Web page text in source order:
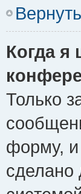
Когда я
Только
форму, и
сделано